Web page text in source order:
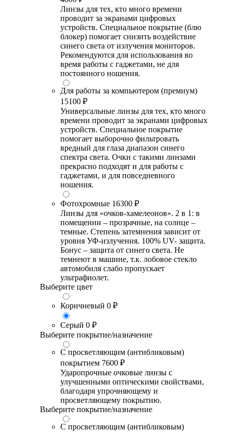
Линзы для тех, кто много времени
проводит за экранами цифровых
устройств. Специальное покрытие (блю
блокер) помогает снизить воздействие
синего света от излучения мониторов.
Рекомендуются для использования во
время работы с гаджетами, не для
постоянного ношения.
Для работы за компьютером (премиум)
15100 ₽
Универсальные линзы для тех, кто много
времени проводит за экранами цифровых
устройств. Специальное покрытие
помогает выборочно фильтровать
вредный для глаза диапазон синего
спектра света. Очки с такими линзами
прекрасно подходят и для работы с
гаджетами, и для повседневного
ношения.
Фотохромные 16300 ₽
Линзы для «очков-хамелеонов». 2 в 1: в
помещении – прозрачные, на солнце –
темные. Степень затемнения зависит от
уровня УФ-излучения. 100% UV- защита.
Бонус – защита от синего света. Не
темнеют в машине, т.к. лобовое стекло
автомобиля слабо пропускает
ультрафиолет.
Выберите цвет
Коричневый 0 ₽
Серый 0 ₽
Выберите покрытие/назначение
С просветляющим (антибликовым)
покрытием 7600 ₽
Ударопрочные очковые линзы с
улучшенными оптическими свойствами,
благодаря упрочняющему и
просветляющему покрытию.
Выберите покрытие/назначение
С просветляющим (антибликовым)